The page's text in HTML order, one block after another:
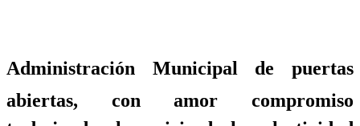
Administración Municipal de puertas
abiertas, con amor compromiso